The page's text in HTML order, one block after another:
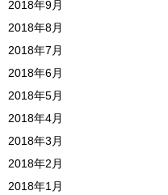
2018年9月
2018年8月
2018年7月
2018年6月
2018年5月
2018年4月
2018年3月
2018年2月
2018年1月